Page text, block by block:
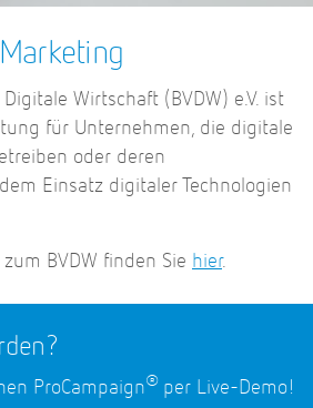
Wirtschaft (BVDW) e.V. ist
für Unternehmen, die digitale
oder deren
Einsatz digitaler Technologien
BVDW finden Sie hier.
ProCampaign® per Live-Demo!